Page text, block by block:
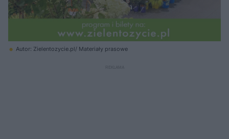
Autor: Zielentozycie.pl/ Materiały prasowe